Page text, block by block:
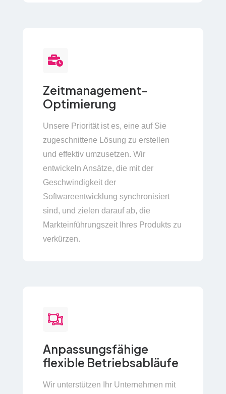
Zeitmanagement-
Optimierung
Unsere Priorität ist es, eine auf Sie
zugeschnittene Lösung zu erstellen
und effektiv umzusetzen. Wir
entwickeln Ansätze, die mit der
Geschwindigkeit der
Softwareentwicklung synchronisiert
sind, und zielen darauf ab, die
Markteinführungszeit Ihres Produkts zu
verkürzen.
Anpassungsfähige
flexible Betriebsabläufe
Wir unterstützen Ihr Unternehmen mit